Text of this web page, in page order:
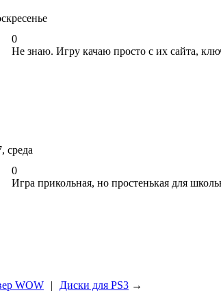
0
Не знаю. Игру качаю просто с их сайта,
среда
0
Игра прикольная, но простенькая для
WOW | Диски для PS3 →